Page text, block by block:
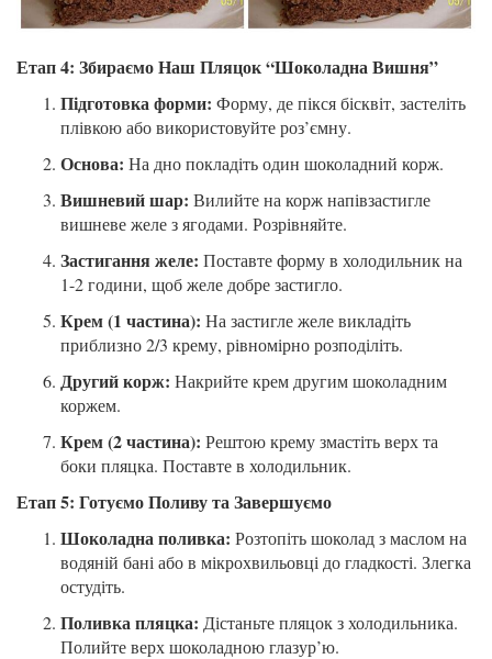
Етап 4: Збираємо Наш Пляцок “Шоколадна Вишня”
Підготовка форми: Форму, де пікся бісквіт, застеліть
плівкою або використовуйте роз’ємну.
Основа: На дно покладіть один шоколадний корж.
Вишневий шар: Вилийте на корж напівзастигле
вишневе желе з ягодами. Розрівняйте.
Застигання желе: Поставте форму в холодильник на
1-2 години, щоб желе добре застигло.
Крем (1 частина): На застигле желе викладіть
приблизно 2/3 крему, рівномірно розподіліть.
Другий корж: Накрийте крем другим шоколадним
коржем.
Крем (2 частина): Рештою крему змастіть верх та
боки пляцка. Поставте в холодильник.
Етап 5: Готуємо Поливу та Завершуємо
Шоколадна поливка: Розтопіть шоколад з маслом на
водяній бані або в мікрохвильовці до гладкості. Злегка
остудіть.
Поливка пляцка: Дістаньте пляцок з холодильника.
Полийте верх шоколадною глазур’ю.